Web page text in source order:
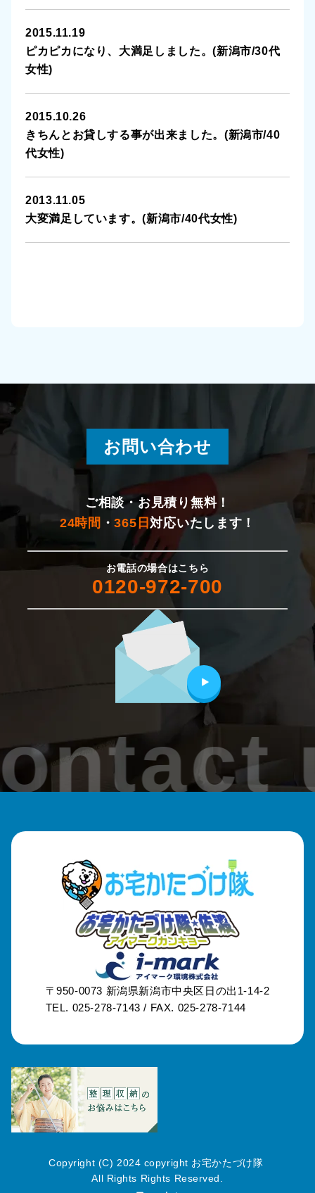
2015.11.19
ピカピカになり、大満足しました。(新潟市/30代
女性)
2015.10.26
きちんとお貸しする事が出来ました。(新潟市/40
代女性)
2013.11.05
大変満足しています。(新潟市/40代女性)
佐渡市
村上市
五泉市
刈羽村
魚沼市
南魚沼市
津南町
妙高市
糸魚川市
お問い合わせ
ご相談・お見積り無料！
24時間 ・365日対応いたします！
お電話の場合はこちら
0120-972-700
〒950-0073 新潟県新潟市中央区日の出1-14-2
TEL. 025-278-7143 / FAX. 025-278-7144
Copyright (C) 2024 copyright お宅かたづけ隊
All Rights Rights Reserved.